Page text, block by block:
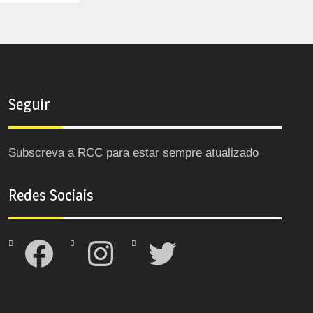
Seguir
Subscreva a RCC para estar sempre atualizado
Redes Sociais
Facebook Instagram Twitter